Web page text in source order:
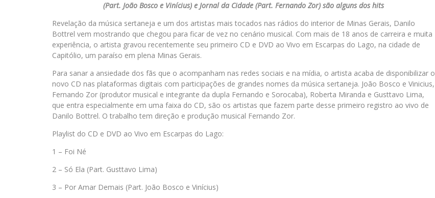
(Part. João Bosco e Vinícius) e Jornal da Cidade (Part. Fernando Zor) são alguns dos hits
Revelação da música sertaneja e um dos artistas mais tocados nas rádios do interior de Minas Gerais, Danilo
Bottrel vem mostrando que chegou para ficar de vez no cenário musical. Com mais de 18 anos de carreira e muita
experiência, o artista gravou recentemente seu primeiro CD e DVD ao Vivo em Escarpas do Lago, na cidade de
Capitólio, um paraíso em plena Minas Gerais.
Para sanar a ansiedade dos fãs que o acompanham nas redes sociais e na mídia, o artista acaba de disponibilizar o
novo CD nas plataformas digitais com participações de grandes nomes da música sertaneja. João Bosco e Vinicius,
Fernando Zor (produtor musical e integrante da dupla Fernando e Sorocaba), Roberta Miranda e Gusttavo Lima,
que entra especialmente em uma faixa do CD, são os artistas que fazem parte desse primeiro registro ao vivo de
Danilo Bottrel. O trabalho tem direção e produção musical Fernando Zor.
Playlist do CD e DVD ao Vivo em Escarpas do Lago:
1 – Foi Né
2 – Só Ela (Part. Gusttavo Lima)
3 – Por Amar Demais (Part. João Bosco e Vinícius)